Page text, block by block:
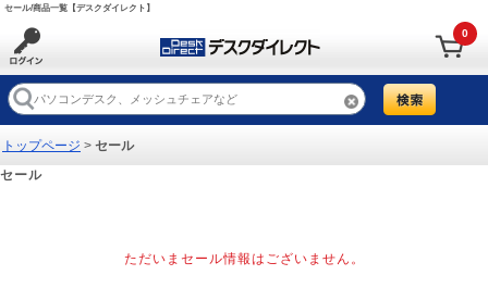
セール/商品一覧【デスクダイレクト】
0
トップページ > セール
セール
ただいまセール情報はございません。